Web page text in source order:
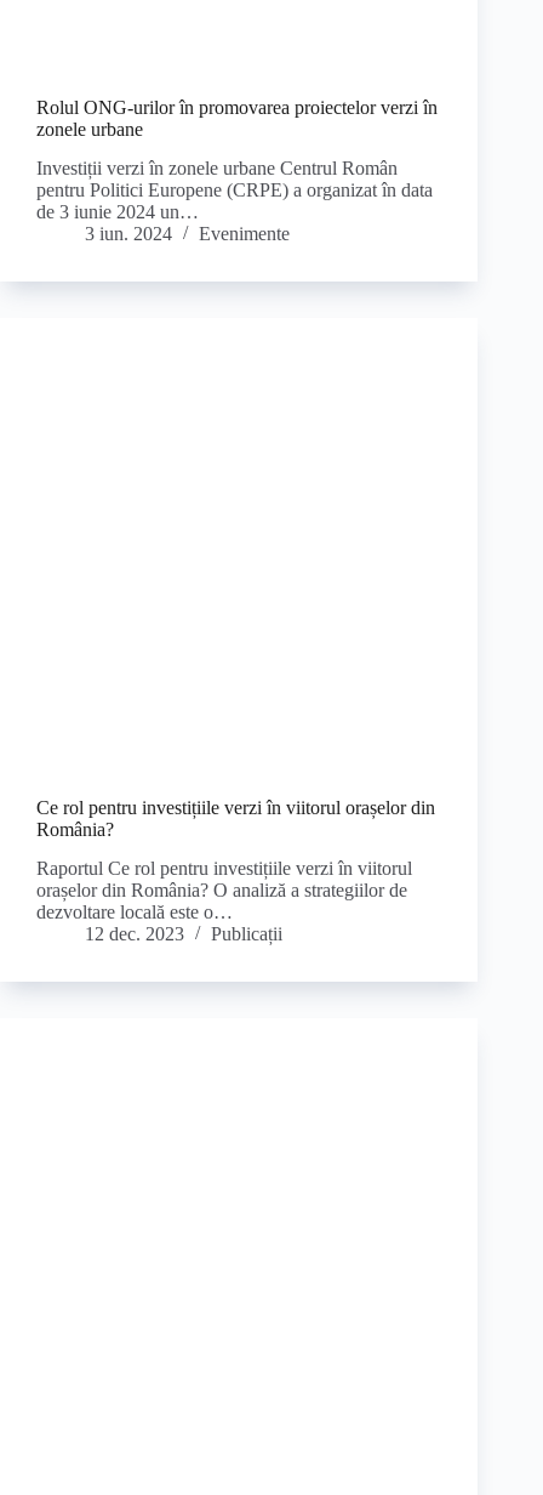
Rolul ONG-urilor în promovarea proiectelor verzi în
zonele urbane
Investiții verzi în zonele urbane Centrul Român
pentru Politici Europene (CRPE) a organizat în data
de 3 iunie 2024 un…
3 iun. 2024
Evenimente
Ce rol pentru investițiile verzi în viitorul orașelor din
România?
Raportul Ce rol pentru investițiile verzi în viitorul
orașelor din România? O analiză a strategiilor de
dezvoltare locală este o…
12 dec. 2023
Publicații